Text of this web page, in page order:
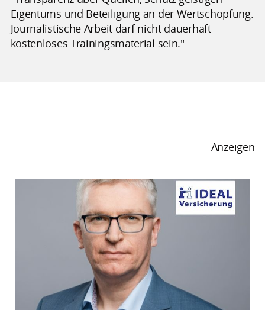
Eigentums und Beteiligung an der Wertschöpfung.
Journalistische Arbeit darf nicht dauerhaft
kostenloses Trainingsmaterial sein."
Anzeigen